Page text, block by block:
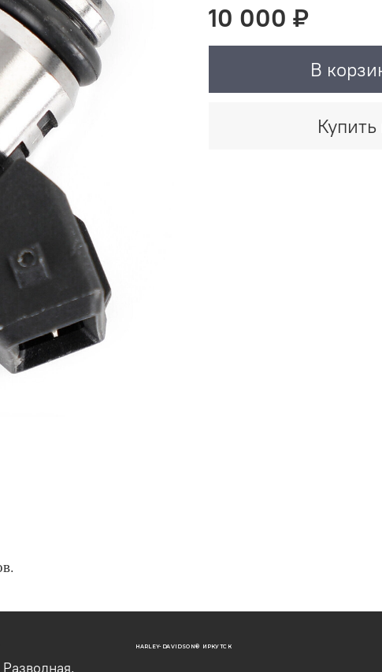
10 000 ₽
В
Купить
.
HARLEY-DAVIDSON® ИРКУТСК